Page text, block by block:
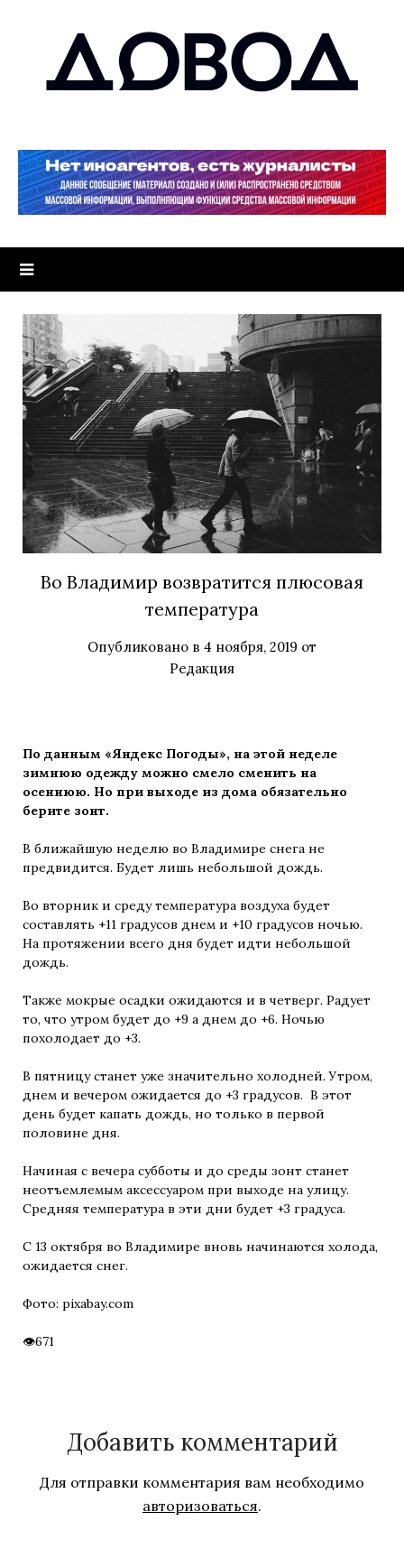
Во Владимир возвратится плюсовая
температура
Опубликовано в 4 ноября, 2019 от
Редакция
По данным «Яндекс Погоды», на этой неделе
зимнюю одежду можно смело сменить на
осеннюю. Но при выходе из дома обязательно
берите зонт.
В ближайшую неделю во Владимире снега не
предвидится. Будет лишь небольшой дождь.
Во вторник и среду температура воздуха будет
составлять +11 градусов днем и +10 градусов ночью.
На протяжении всего дня будет идти небольшой
дождь.
Также мокрые осадки ожидаются и в четверг. Радует
то, что утром будет до +9 а днем до +6. Ночью
похолодает до +3.
В пятницу станет уже значительно холодней. Утром,
днем и вечером ожидается до +3 градусов. В этот
день будет капать дождь, но только в первой
половине дня.
Начиная с вечера субботы и до среды зонт станет
неотъемлемым аксессуаром при выходе на улицу.
Средняя температура в эти дни будет +3 градуса.
С 13 октября во Владимире вновь начинаются холода,
ожидается снег.
Фото: pixabay.com
671
Добавить комментарий
Для отправки комментария вам необходимо
авторизоваться.